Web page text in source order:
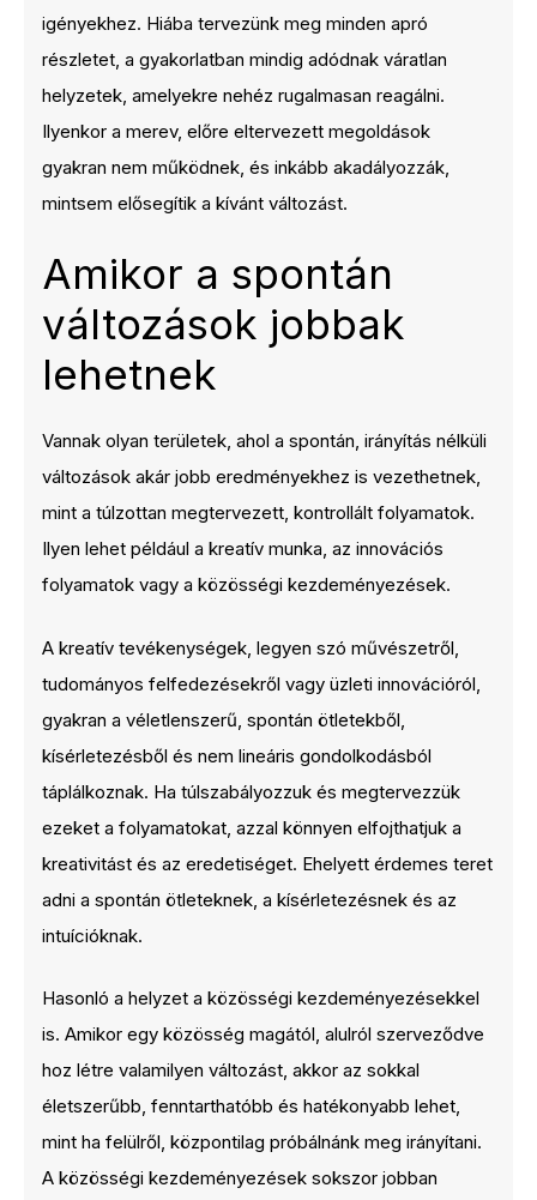
igényekhez. Hiába tervezünk meg minden apró
részletet, a gyakorlatban mindig adódnak váratlan
helyzetek, amelyekre nehéz rugalmasan reagálni.
Ilyenkor a merev, előre eltervezett megoldások
gyakran nem működnek, és inkább akadályozzák,
mintsem elősegítik a kívánt változást.
Amikor a spontán
változások jobbak
lehetnek
Vannak olyan területek, ahol a spontán, irányítás nélküli
változások akár jobb eredményekhez is vezethetnek,
mint a túlzottan megtervezett, kontrollált folyamatok.
Ilyen lehet például a kreatív munka, az innovációs
folyamatok vagy a közösségi kezdeményezések.
A kreatív tevékenységek, legyen szó művészetről,
tudományos felfedezésekről vagy üzleti innovációról,
gyakran a véletlenszerű, spontán ötletekből,
kísérletezésből és nem lineáris gondolkodásból
táplálkoznak. Ha túlszabályozzuk és megtervezzük
ezeket a folyamatokat, azzal könnyen elfojthatjuk a
kreativitást és az eredetiséget. Ehelyett érdemes teret
adni a spontán ötleteknek, a kísérletezésnek és az
intuícióknak.
Hasonló a helyzet a közösségi kezdeményezésekkel
is. Amikor egy közösség magától, alulról szerveződve
hoz létre valamilyen változást, akkor az sokkal
életszerűbb, fenntarthatóbb és hatékonyabb lehet,
mint ha felülről, központilag próbálnánk meg irányítani.
A közösségi kezdeményezések sokszor jobban